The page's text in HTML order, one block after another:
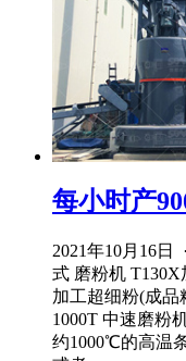
每小时产
2021年10月16
式 磨粉机
加工超细粉(成品
1000T 中速磨粉
约1000℃的高温